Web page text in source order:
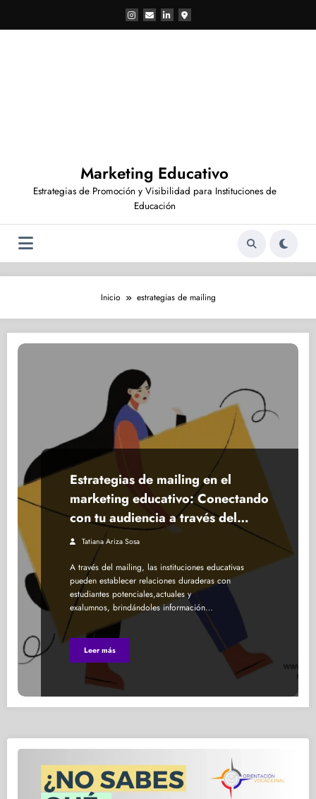
contenido
Marketing Educativo
Estrategias de Promoción y Visibilidad para Instituciones de
Educación
Inicio estrategias de mailing
Estrategias de mailing en el
marketing educativo: Conectando
con tu audiencia a través del
correo electrónico
Tatiana Ariza Sosa
A través del mailing, las instituciones educativas
pueden establecer relaciones duraderas con
estudiantes potenciales,actuales y
exalumnos, brindándoles información…
Leer más